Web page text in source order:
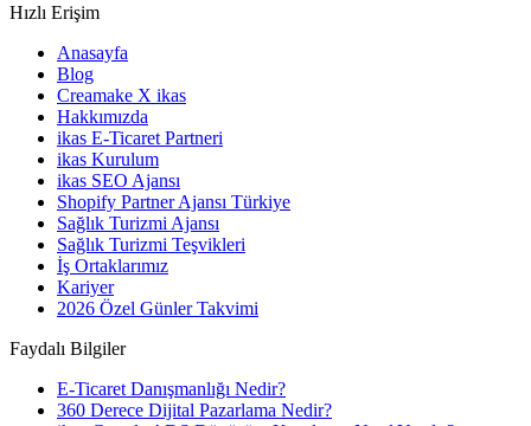
Hızlı Erişim
Anasayfa
Blog
Creamake X ikas
Hakkımızda
ikas E-Ticaret Partneri
ikas Kurulum
ikas SEO Ajansı
Shopify Partner Ajansı Türkiye
Sağlık Turizmi Ajansı
Sağlık Turizmi Teşvikleri
İş Ortaklarımız
Kariyer
2026 Özel Günler Takvimi
Faydalı Bilgiler
E-Ticaret Danışmanlığı Nedir?
360 Derece Dijital Pazarlama Nedir?